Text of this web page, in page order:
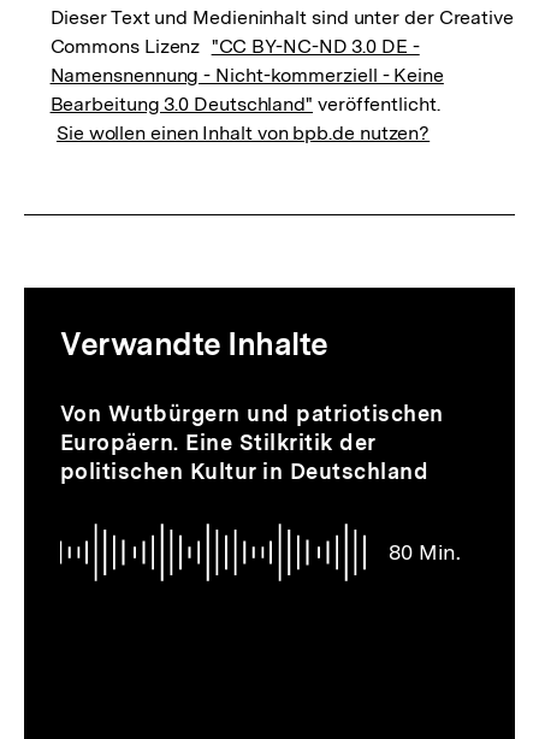
Dieser Text und Medieninhalt sind unter der Creative
Commons Lizenz "CC BY-NC-ND 3.0 DE -
Namensnennung - Nicht-kommerziell - Keine
Bearbeitung 3.0 Deutschland" veröffentlicht.
Sie wollen einen Inhalt von bpb.de nutzen?
zur
Thematik
Verwandte Inhalte
Inhaltskarussell
überspringen
80 Min.
Audio
Dauer
80
Min.
Von Wutbürgern und patriotischen
Europäern. Eine Stilkritik der
politischen Kultur in Deutschland